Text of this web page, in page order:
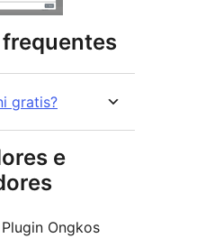
gratis?
e
Ongkos